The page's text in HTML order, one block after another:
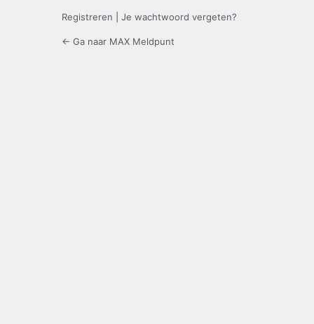
Registreren Je wachtwoord vergeten?
← Ga naar MAX Meldpunt